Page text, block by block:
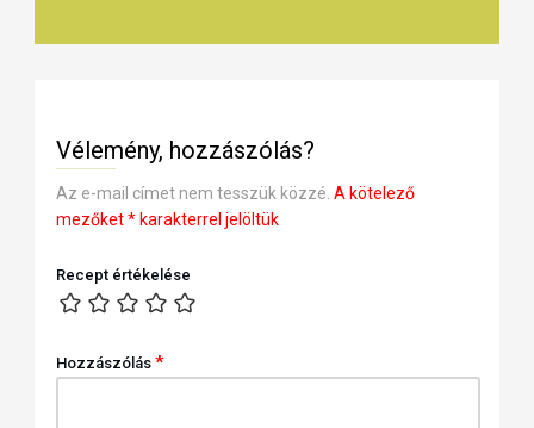
Vélemény, hozzászólás?
Az e-mail címet nem tesszük közzé. A kötelező
mezőket*karakterrel jelöltük
Recept értékelése
Hozzászólás *